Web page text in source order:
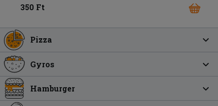
350 Ft
Pizza
Gyros
Hamburger